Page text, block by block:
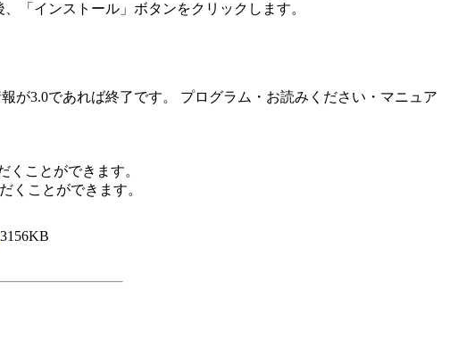
「インストール」ボタンをクリックします。
が3.0であれば終了です。 プログラム・お読みください・マニュア
くことができます。
くことができます。
3156KB